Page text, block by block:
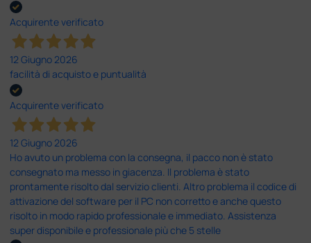
Acquirente verificato
12 Giugno 2026
facilità di acquisto e puntualità
Acquirente verificato
12 Giugno 2026
Ho avuto un problema con la consegna, il pacco non è stato
consegnato ma messo in giacenza. Il problema è stato
prontamente risolto dal servizio clienti. Altro problema il codice di
attivazione del software per il PC non corretto e anche questo
risolto in modo rapido professionale e immediato. Assistenza
super disponibile e professionale più che 5 stelle